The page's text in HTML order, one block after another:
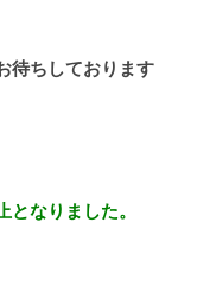
待ちしております
なりました。